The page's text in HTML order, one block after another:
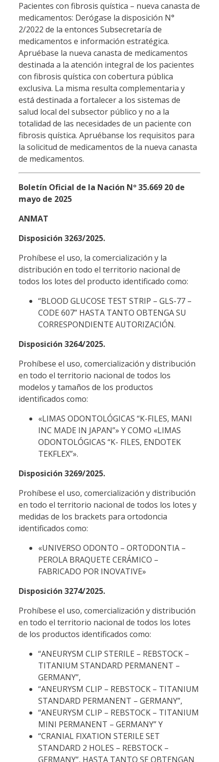
Pacientes con fibrosis quística – nueva canasta de
medicamentos: Derógase la disposición N°
2/2022 de la entonces Subsecretaría de
medicamentos e información estratégica.
Apruébase la nueva canasta de medicamentos
destinada a la atención integral de los pacientes
con fibrosis quística con cobertura pública
exclusiva. La misma resulta complementaria y
está destinada a fortalecer a los sistemas de
salud local del subsector público y no a la
totalidad de las necesidades de un paciente con
fibrosis quística. Apruébanse los requisitos para
la solicitud de medicamentos de la nueva canasta
de medicamentos.
Boletín Oficial de la Nación Nº 35.669 20 de
mayo de 2025
ANMAT
Disposición 3263/2025.
Prohíbese el uso, la comercialización y la
distribución en todo el territorio nacional de
todos los lotes del producto identificado como:
“BLOOD GLUCOSE TEST STRIP – GLS-77 –
CODE 607” HASTA TANTO OBTENGA SU
CORRESPONDIENTE AUTORIZACIÓN.
Disposición 3264/2025.
Prohíbese el uso, comercialización y distribución
en todo el territorio nacional de todos los
modelos y tamaños de los productos
identificados como:
«LIMAS ODONTOLÓGICAS “K-FILES, MANI
INC MADE IN JAPAN”» Y COMO «LIMAS
ODONTOLÓGICAS “K- FILES, ENDOTEK
TEKFLEX”».
Disposición 3269/2025.
Prohíbese el uso, comercialización y distribución
en todo el territorio nacional de todos los lotes y
medidas de los brackets para ortodoncia
identificados como:
«UNIVERSO ODONTO – ORTODONTIA –
PEROLA BRAQUETE CERÁMICO –
FABRICADO POR INOVATIVE»
Disposición 3274/2025.
Prohíbese el uso, comercialización y distribución
en todo el territorio nacional de todos los lotes
de los productos identificados como:
“ANEURYSM CLIP STERILE – REBSTOCK –
TITANIUM STANDARD PERMANENT –
GERMANY”,
“ANEURYSM CLIP – REBSTOCK – TITANIUM
STANDARD PERMANENT – GERMANY”,
“ANEURYSM CLIP – REBSTOCK – TITANIUM
MINI PERMANENT – GERMANY” Y
“CRANIAL FIXATION STERILE SET
STANDARD 2 HOLES – REBSTOCK –
GERMANY”, HASTA TANTO SE OBTENGAN